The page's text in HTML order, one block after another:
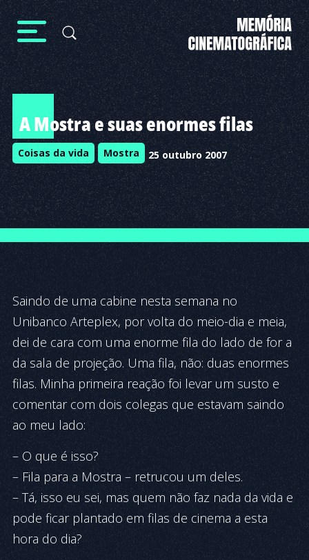
A Mostra e suas enormes filas
Coisas da vida Mostra 25 outubro 2007
Saindo de uma cabine nesta semana no
Unibanco Arteplex, por volta do meio-dia e meia,
dei de cara com uma enorme fila do lado de for a
da sala de projeção. Uma fila, não: duas enormes
filas. Minha primeira reação foi levar um susto e
comentar com dois colegas que estavam saindo
ao meu lado:
– O que é isso?
– Fila para a Mostra – retrucou um deles.
– Tá, isso eu sei, mas quem não faz nada da vida e
pode ficar plantado em filas de cinema a esta
hora do dia?